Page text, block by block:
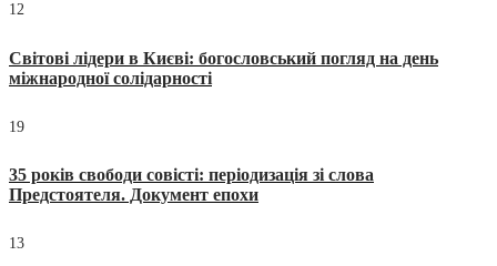
12
Світові лідери в Києві: богословський погляд на день
міжнародної солідарності
19
35 років свободи совісті: періодизація зі слова
Предстоятеля. Документ епохи
13